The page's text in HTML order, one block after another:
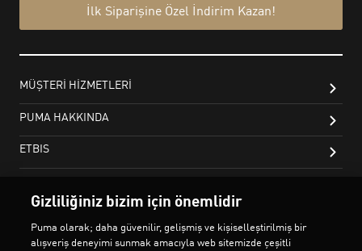
Gizliliğiniz bizim için önemlidir
Puma olarak; daha güvenilir, gelişmiş ve kişiselleştirilmiş bir
alışveriş deneyimi sunmak amacıyla web sitemizde çeşitli